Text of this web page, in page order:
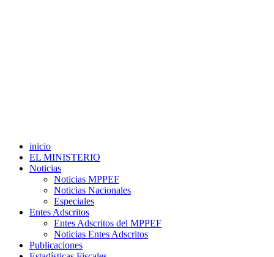
inicio
EL MINISTERIO
Noticias
Noticias MPPEF
Noticias Nacionales
Especiales
Entes Adscritos
Entes Adscritos del MPPEF
Noticias Entes Adscritos
Publicaciones